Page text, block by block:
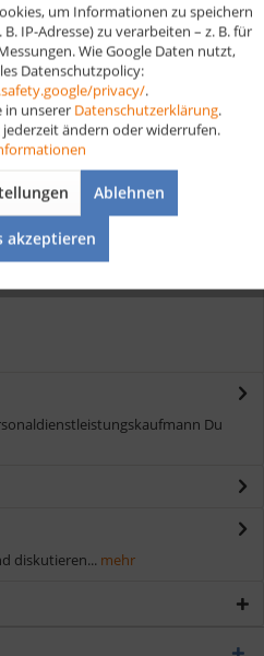
Bestellwert
Du
diskutieren... mehr
Aktiv
Aktiv
um Informationen zu speichern
IP-Adresse) zu verarbeiten – z. B. für
Wie Google Daten nutzt,
Datenschutzpolicy:
privacy/.
in unserer Datenschutzerklärung.
ändern oder widerrufen.
Ablehnen
akzeptieren